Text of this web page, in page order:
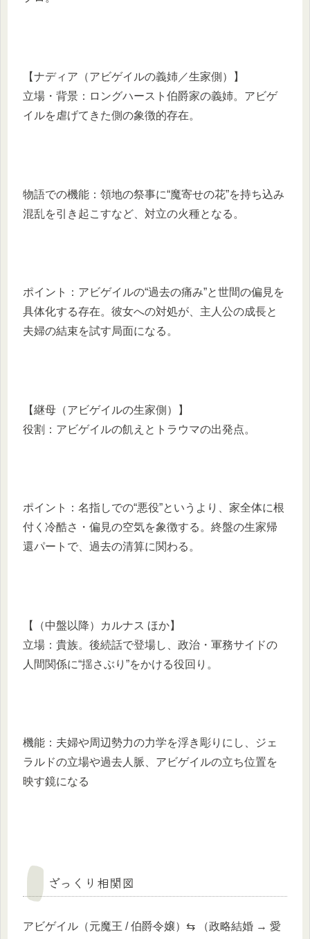
【ナディア（アビゲイルの義姉／生家側）】
立場・背景：ロングハースト伯爵家の義姉。アビゲ
イルを虐げてきた側の象徴的存在。
物語での機能：領地の祭事に“魔寄せの花”を持ち込み
混乱を引き起こすなど、対立の火種となる。
ポイント：アビゲイルの“過去の痛み”と世間の偏見を
具体化する存在。彼女への対処が、主人公の成長と
夫婦の結束を試す局面になる。
【継母（アビゲイルの生家側）】
役割：アビゲイルの飢えとトラウマの出発点。
ポイント：名指しでの“悪役”というより、家全体に根
付く冷酷さ・偏見の空気を象徴する。終盤の生家帰
還パートで、過去の清算に関わる。
【（中盤以降）カルナス ほか】
立場：貴族。後続話で登場し、政治・軍務サイドの
人間関係に“揺さぶり”をかける役回り。
機能：夫婦や周辺勢力の力学を浮き彫りにし、ジェ
ラルドの立場や過去人脈、アビゲイルの立ち位置を
映す鏡になる
ざっくり相関図
アビゲイル（元魔王 / 伯爵令嬢）⇆ （政略結婚 → 愛